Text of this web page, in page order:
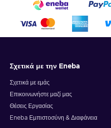
Σχετικά με την Eneba
Σχετικά με εμάς
Επικοινωνήστε μαζί μας
Θέσεις Εργασίας
Eneba Εμπιστοσύνη & Διαφάνεια